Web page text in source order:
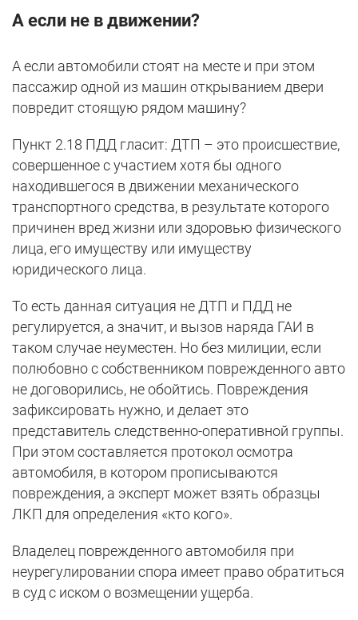
А если не в движении?
А если автомобили стоят на месте и при этом
пассажир одной из машин открыванием двери
повредит стоящую рядом машину?
Пункт 2.18 ПДД гласит: ДТП – это происшествие,
совершенное с участием хотя бы одного
находившегося в движении механического
транспортного средства, в результате которого
причинен вред жизни или здоровью физического
лица, его имуществу или имуществу
юридического лица.
То есть данная ситуация не ДТП и ПДД не
регулируется, а значит, и вызов наряда ГАИ в
таком случае неуместен. Но без милиции, если
полюбовно с собственником поврежденного авто
не договорились, не обойтись. Повреждения
зафиксировать нужно, и делает это
представитель следственно-оперативной группы.
При этом составляется протокол осмотра
автомобиля, в котором прописываются
повреждения, а эксперт может взять образцы
ЛКП для определения «кто кого».
Владелец поврежденного автомобиля при
неурегулировании спора имеет право обратиться
в суд с иском о возмещении ущерба.